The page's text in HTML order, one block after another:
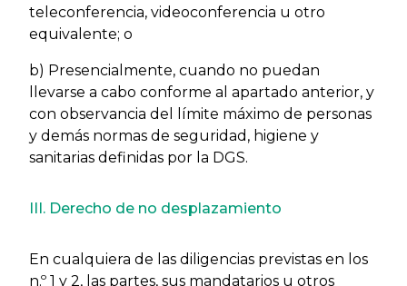
teleconferencia, videoconferencia u otro
equivalente; o
b) Presencialmente, cuando no puedan
llevarse a cabo conforme al apartado anterior, y
con observancia del límite máximo de personas
y demás normas de seguridad, higiene y
sanitarias definidas por la DGS.
III. Derecho de no desplazamiento
En cualquiera de las diligencias previstas en los
n.º 1 y 2, las partes, sus mandatarios u otros